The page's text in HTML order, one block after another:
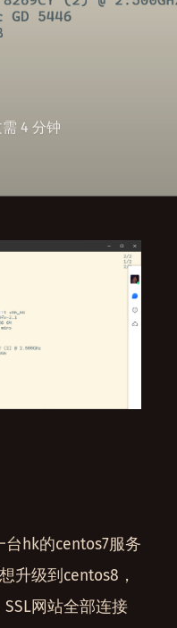
需 4 分钟
台hk的centos7服务
升级到centos8，
网站全部连接